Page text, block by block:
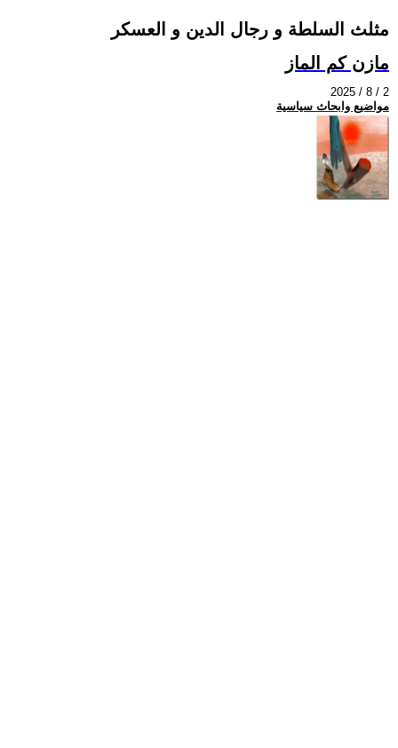
مثلث السلطة و رجال الدين و العسكر
مازن كم الماز
2025 / 8 / 2
مواضيع وابحاث سياسية